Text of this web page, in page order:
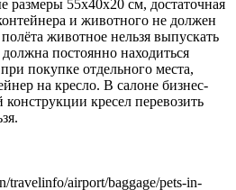
размеры 55x40x20 см, достаточная
и животного не должен
животное нельзя выпускать
постоянно находиться
покупке отдельного места,
на кресло. В салоне бизнес-
кресел перевозить
travelinfo/airport/baggage/pets-in-